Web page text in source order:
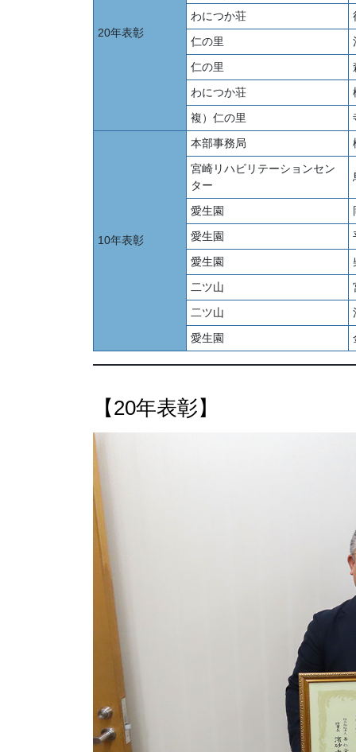
20年表彰
わにつか荘
仁の里
仁の里
わにつか荘
複）仁の里
10年表彰
本部事務局
宮崎リハビリテーションセン
ター
愛生園
愛生園
愛生園
二ツ山
二ツ山
愛生園
【20年表彰】